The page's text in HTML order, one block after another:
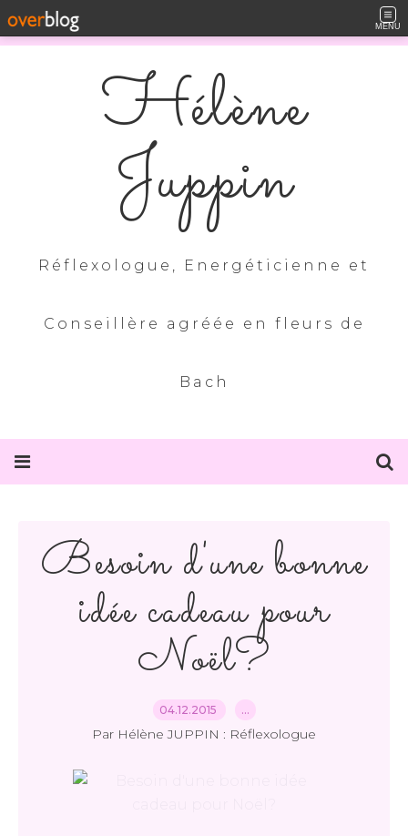
MENU
Hélène
Juppin
Réflexologue, Energéticienne et
Conseillère agréée en fleurs de
Bach
Besoin d'une bonne
idée cadeau pour
Noël?
04.12.2015 …
Par Hélène JUPPIN : Réflexologue